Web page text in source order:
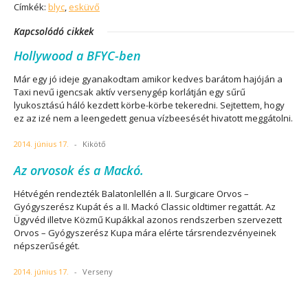
Címkék: blyc, esküvő
Kapcsolódó cikkek
Hollywood a BFYC-ben
Már egy jó ideje gyanakodtam amikor kedves barátom hajóján a
Taxi nevű igencsak aktív versenygép korlátján egy sűrű
lyukosztású háló kezdett körbe-körbe tekeredni. Sejtettem, hogy
ez az izé nem a leengedett genua vízbeesését hivatott meggátolni.
2014. június 17. - Kikötő
Az orvosok és a Mackó.
Hétvégén rendezték Balatonlellén a II. Surgicare Orvos –
Gyógyszerész Kupát és a II. Mackó Classic oldtimer regattát. Az
Ügyvéd illetve Közmű Kupákkal azonos rendszerben szervezett
Orvos – Gyógyszerész Kupa mára elérte társrendezvényeinek
népszerűségét.
2014. június 17. - Verseny